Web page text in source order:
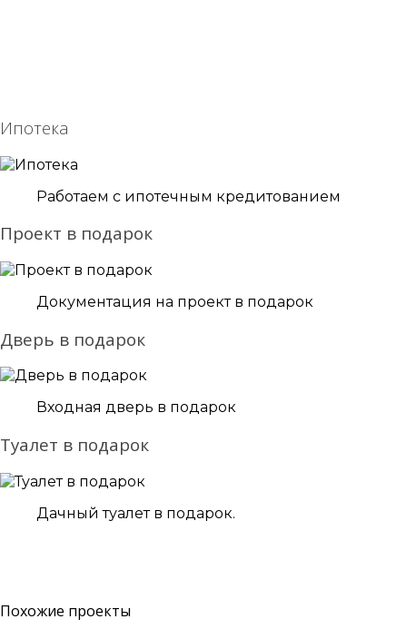
Ипотека
Работаем с ипотечным кредитованием
Проект в подарок
Документация на проект в подарок
Дверь в подарок
Входная дверь в подарок
Туалет в подарок
Дачный туалет в подарок.
Похожие проекты